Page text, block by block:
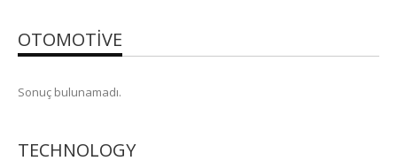
OTOMOTIVE
Sonuç bulunamadı.
TECHNOLOGY